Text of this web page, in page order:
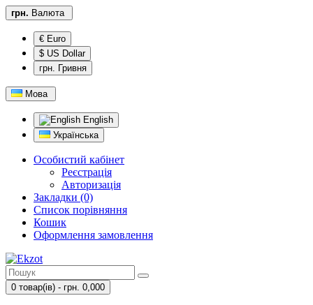
грн. Валюта
€ Euro
$ US Dollar
грн. Гривня
Мова
English
Українська
Особистий кабінет
Реєстрація
Авторизація
Закладки (0)
Список порівняння
Кошик
Оформлення замовлення
0 товар(ів) - грн. 0,000